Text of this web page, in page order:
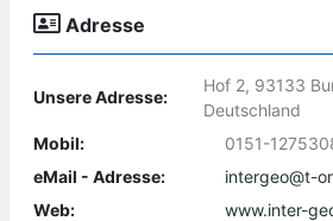
Adresse
Unsere Adresse:
Hof 2, 93133
Deutschland
Mobil:
0151-
eMail - Adresse:
intergeo@t-
Web:
www.inter-